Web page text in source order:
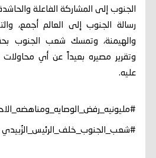
الجنوب إلى المشاركة الفاعلة
رسالة الجنوب إلى العالم أجمع،
والهيمنة، وتمسك شعب الجنوب
وتقرير مصيره بعيداً عن أي محاولات
عليه.